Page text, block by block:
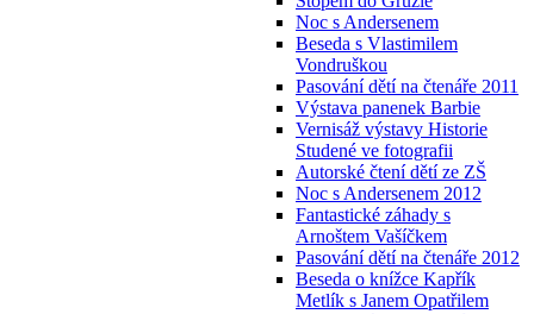
Noc s Andersenem
Beseda s Vlastimilem
Vondruškou
Pasování dětí na čtenáře 2011
Výstava panenek Barbie
Vernisáž výstavy Historie
Studené ve fotografii
Autorské čtení dětí ze ZŠ
Noc s Andersenem 2012
Fantastické záhady s
Arnoštem Vašíčkem
Pasování dětí na čtenáře 2012
Beseda o knížce Kapřík
Metlík s Janem Opatřilem